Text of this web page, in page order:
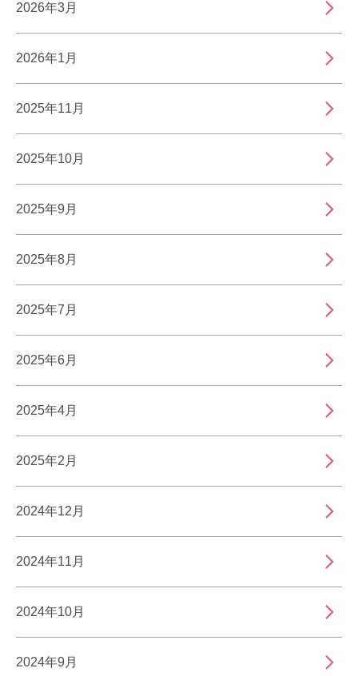
2026年3月
2026年1月
2025年11月
2025年10月
2025年9月
2025年8月
2025年7月
2025年6月
2025年4月
2025年2月
2024年12月
2024年11月
2024年10月
2024年9月